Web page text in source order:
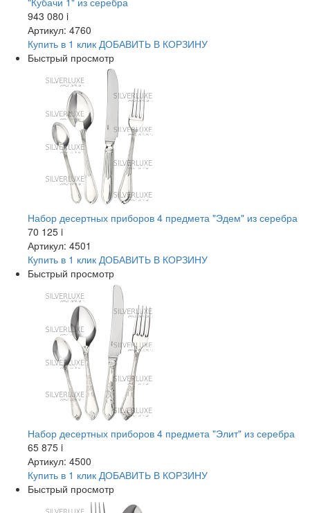
943 080 i
Артикул: 4760
Купить в 1 клик ДОБАВИТЬ В КОРЗИНУ
Быстрый просмотр
Набор десертных приборов 4 предмета "Эдем" из серебра
70 125 i
Артикул: 4501
Купить в 1 клик ДОБАВИТЬ В КОРЗИНУ
Быстрый просмотр
Набор десертных приборов 4 предмета "Элит" из серебра
65 875 i
Артикул: 4500
Купить в 1 клик ДОБАВИТЬ В КОРЗИНУ
Быстрый просмотр